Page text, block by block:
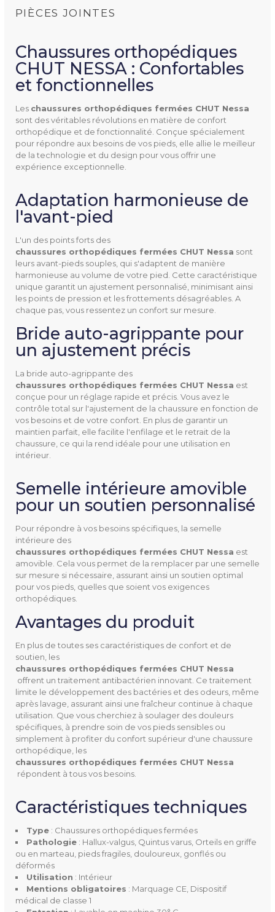
PIÈCES JOINTES
Chaussures orthopédiques
CHUT NESSA : Confortables
et fonctionnelles
Les chaussures orthopédiques fermées CHUT Nessa
sont des véritables révolutions en matière de confort
orthopédique et de fonctionnalité. Conçue spécialement
pour répondre aux besoins de vos pieds, elle allie le meilleur
de la technologie et du design pour vous offrir une
expérience exceptionnelle.
Adaptation harmonieuse de
l'avant-pied
L'un des points forts des
chaussures orthopédiques fermées CHUT Nessa sont
leurs avant-pieds souples, qui s'adaptent de manière
harmonieuse au volume de votre pied. Cette caractéristique
unique garantit un ajustement personnalisé, minimisant ainsi
les points de pression et les frottements désagréables. A
chaque pas, vous ressentez un confort sur mesure.
Bride auto-agrippante pour
un ajustement précis
La bride auto-agrippante des
chaussures orthopédiques fermées CHUT Nessa est
conçue pour un réglage rapide et précis. Vous avez le
contrôle total sur l'ajustement de la chaussure en fonction de
vos besoins et de votre confort. En plus de garantir un
maintien parfait, elle facilite l'enfilage et le retrait de la
chaussure, ce qui la rend idéale pour une utilisation en
intérieur.
Semelle intérieure amovible
pour un soutien personnalisé
Pour répondre à vos besoins spécifiques, la semelle
intérieure des
chaussures orthopédiques fermées CHUT Nessa est
amovible. Cela vous permet de la remplacer par une semelle
sur mesure si nécessaire, assurant ainsi un soutien optimal
pour vos pieds, quelles que soient vos exigences
orthopédiques.
Avantages du produit
En plus de toutes ses caractéristiques de confort et de
soutien, les
chaussures orthopédiques fermées CHUT Nessa
offrent un traitement antibactérien innovant. Ce traitement
limite le développement des bactéries et des odeurs, même
après lavage, assurant ainsi une fraîcheur continue à chaque
utilisation. Que vous cherchiez à soulager des douleurs
spécifiques, à prendre soin de vos pieds sensibles ou
simplement à profiter du confort supérieur d'une chaussure
orthopédique, les
chaussures orthopédiques fermées CHUT Nessa
répondent à tous vos besoins.
Caractéristiques techniques
Type: Chaussures orthopédiques fermées
Pathologie: Hallux-valgus, Quintus varus, Orteils en griffe
ou en marteau, pieds fragiles, douloureux, gonflés ou
déformés
Utilisation : Intérieur
Mentions obligatoires : Marquage CE, Dispositif
médical de classe 1
RéférenceNESSA
Utilisation
Pathologies
Orteils en marteau
Pieds douloureux
Pieds déformés
Pieds fragiles
Quintus varus
Largeur L
Hauteur De Talon 15 mm
Semelle Intérieure Amovibl
Entretien Lavable en machine à 30°C
Couleur(s) Disponible(s)
Bordeaux
Marine
Sable
Mentions Obligatoires
I
Code CHUT
NOTICE D'UTILISATION NESSA (104.3K)